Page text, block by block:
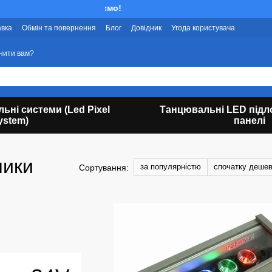
Обмін та повернення Блог Довідник
Угода користувача
вам?
системи (Led Pixel
Танцювальні LED
панелі
Сортування: за популярністю спочатку